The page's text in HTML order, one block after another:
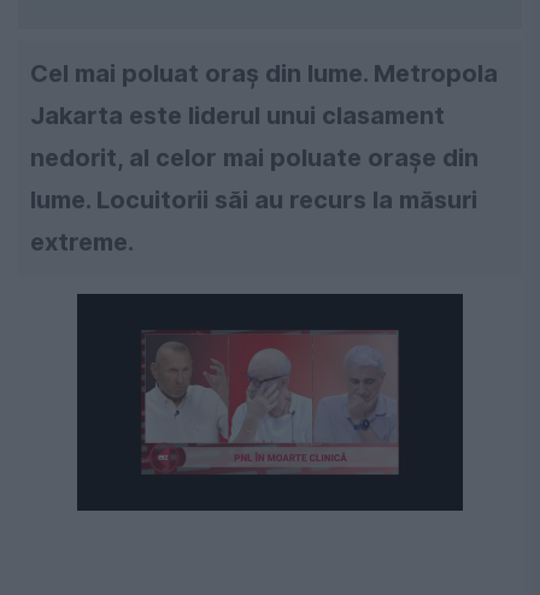
Cel mai poluat oraș din lume. Metropola
Jakarta este liderul unui clasament
nedorit, al celor mai poluate orașe din
lume. Locuitorii săi au recurs la măsuri
extreme.